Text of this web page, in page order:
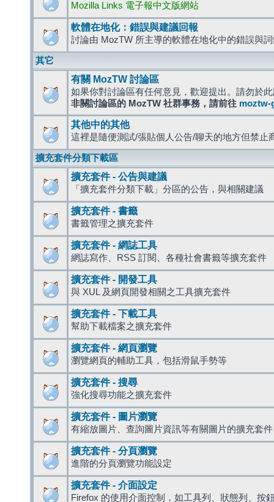
Mozilla Links 電子報中文版網站
軟體在地化：錯誤與建議回報
討論由 MozTW 所主導的軟體在地化中的錯誤與
其它
有關 MozTW 討論區
如果你對討論區有任何意見，歡迎提出。請勿於
非關討論區的 MozTW 社群事務，請前往 moztw-
其他中的其他
這裡是隨便測試/張貼個人公告/聊天的地方但禁止
擴充套件分類下載區
擴充套件 - 公告與建議
「擴充套件分類下載」分區的公告，與相關建議
擴充套件 - 書籤
書籤管理之擴充套件
擴充套件 - 網誌工具
網誌寫作、RSS 訂閱、各種社會書籤等擴充套件
擴充套件 - 開發工具
與 XUL 及網頁開發相關之工具擴充套件
擴充套件 - 下載工具
幫助下載檔案之擴充套件
擴充套件 - 網頁瀏覽
瀏覽網頁的輔助工具，包括滑鼠手勢等
擴充套件 - 搜尋
強化搜尋功能之擴充套件
擴充套件 - 圖片瀏覽
有縮放圖片、查詢圖片資訊等有關圖片的擴充套件
擴充套件 - 分頁瀏覽
進階的分頁瀏覽功能設定
擴充套件 - 介面設定
Firefox 的使用介面控制，如工具列、狀態列、按